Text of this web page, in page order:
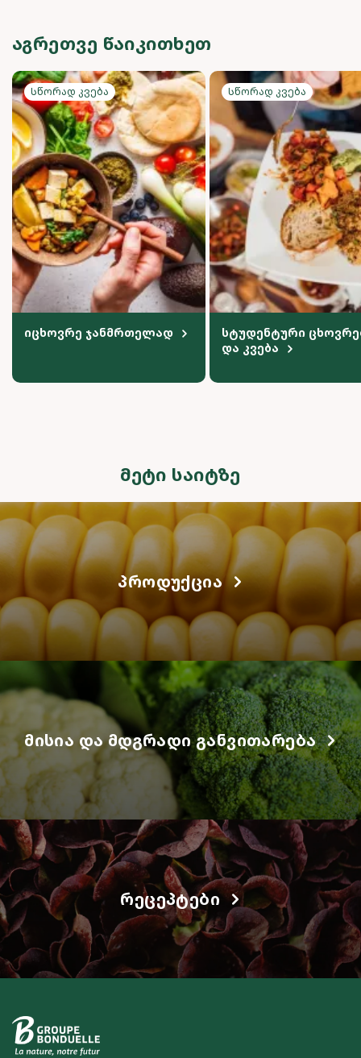
ᲐᲒᲠᲔᲗᲕᲔ ᲬᲐᲘᲙᲘᲗᲮᲔᲗ
Სწორად კვება
იცხოვრე ჯანმრთელად
Სწორად კვება
სტუდენტური
და კვება
ᲛᲔᲢᲘ ᲡᲐᲘᲢᲖᲔ
ᲞᲠᲝᲓᲣᲥᲪᲘᲐ
ᲛᲘᲡᲘᲐ ᲓᲐ ᲛᲓᲒᲠᲐᲓᲘ ᲒᲐᲜᲕᲘᲗᲐᲠᲔᲑᲐ
ᲠᲔᲪᲔᲞᲢᲔᲑᲘ